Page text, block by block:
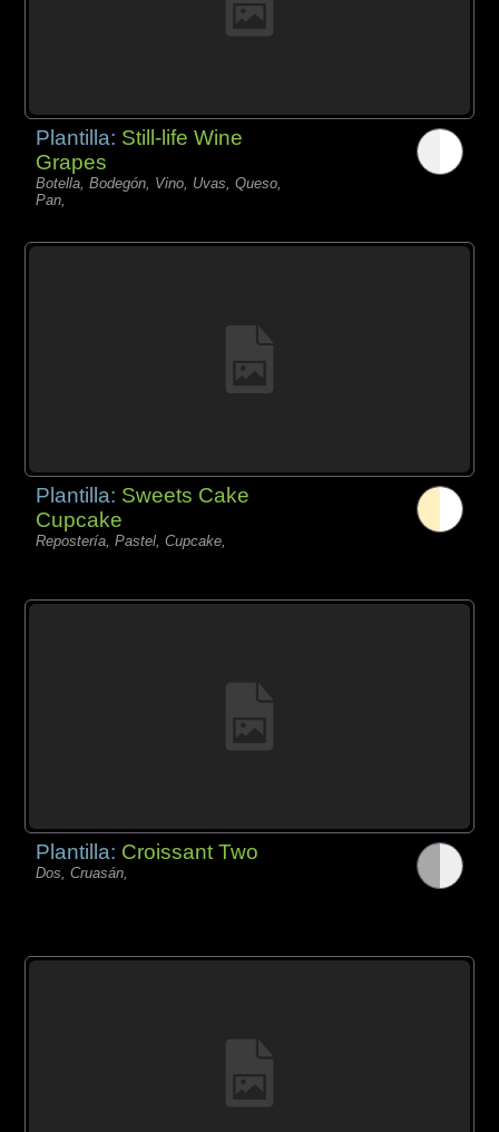
Plantilla: Still-life Wine
Grapes
Botella, Bodegón, Vino, Uvas, Queso,
Pan,
Plantilla: Sweets Cake
Cupcake
Repostería, Pastel, Cupcake,
Plantilla: Croissant Two
Dos, Cruasán,